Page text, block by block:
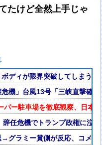
たけど全然上手じゃ
ディが限界突破してしまう
機」台風13号「三峡直撃確
ー駐車場を徹底観察、日本
任危機でトランプ政権に泣
→グラミー賞側が反応、コメ